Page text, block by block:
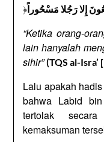
﴿إِلا رَجُلا مَسْحُوراً
“Ketika orang-
lain hanyalah
sihir”(TQS al-Isra’
Lalu apakah
bahwa Labid
tertolak
kemaksuman